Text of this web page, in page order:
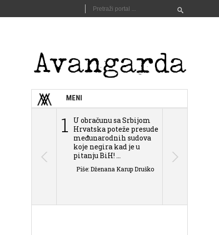
MENI
1
U obračunu sa Srbijom
Hrvatska poteže presude
međunarodnih sudova
koje negira kad je u
pitanju BiH! ...
Piše: Dženana Karup Druško